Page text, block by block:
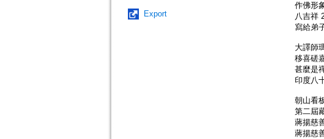
Export
作佛形
八吉祥
寫給弟
大譯師
移喜磋
甚麼是
印度八
朝山看
第二屆
蔣揚慈
蔣揚慈